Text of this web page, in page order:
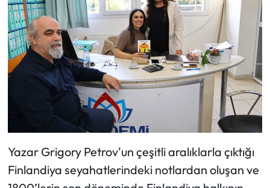
Yazar Grigory Petrov'un çeşitli aralıklarla çıktığı
Finlandiya seyahatlerindeki notlardan oluşan ve